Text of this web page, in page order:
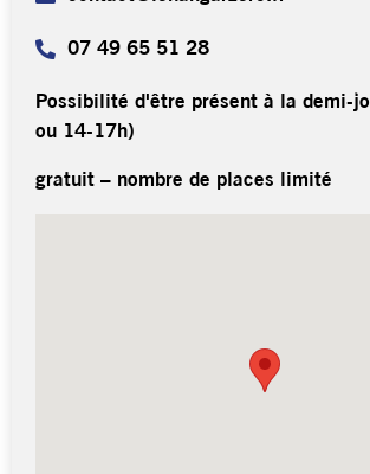
07 49 65 51 28
Possibilité d'être présent à la demi-
ou 14-17h)
gratuit – nombre de places limité